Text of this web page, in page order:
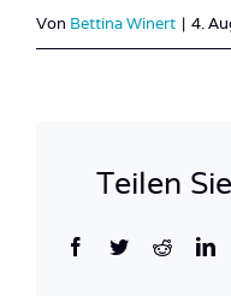
Von Bettina Winert | 4.
Teilen
Facebook
TwitterReddit